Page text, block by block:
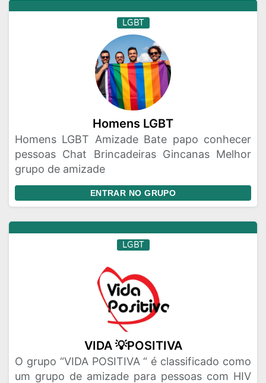
LGBT
Homens LGBT
Homens LGBT Amizade Bate papo conhecer
pessoas Chat Brincadeiras Gincanas Melhor
grupo de amizade
ENTRAR NO GRUPO
LGBT
VIDA 💡POSITIVA
O grupo “VIDA POSITIVA “ é classificado como
um grupo de amizade para pessoas com HIV